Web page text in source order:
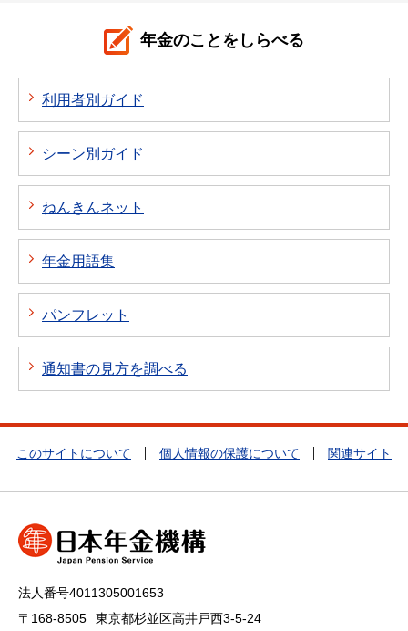
年金のことをしらべる
利用者別ガイド
シーン別ガイド
ねんきんネット
年金用語集
パンフレット
通知書の見方を調べる
このサイトについて 個人情報の保護について 関連サイト
法人番号4011305001653
〒168-8505
東京都杉並区高井戸西3-5-24